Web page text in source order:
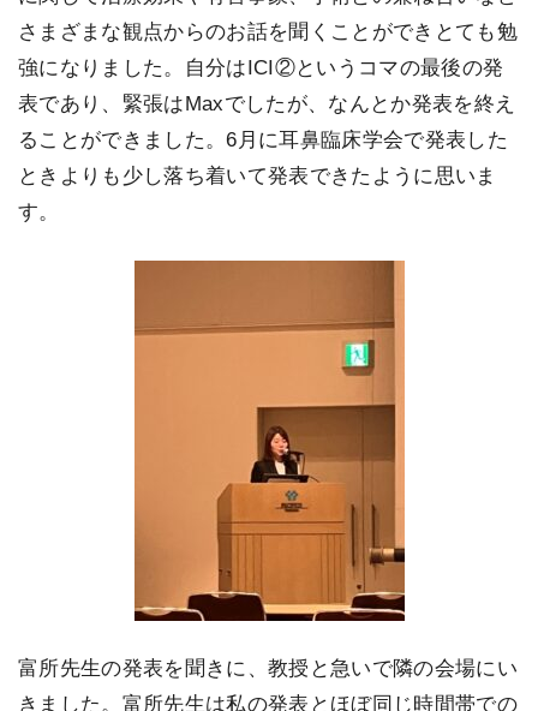
さまざまな観点からのお話を聞くことができとても勉
強になりました。自分はICI②というコマの最後の発
表であり、緊張はMaxでしたが、なんとか発表を終え
ることができました。6月に耳鼻臨床学会で発表した
ときよりも少し落ち着いて発表できたように思いま
す。
富所先生の発表を聞きに、教授と急いで隣の会場にい
きました。富所先生は私の発表とほぼ同じ時間帯での